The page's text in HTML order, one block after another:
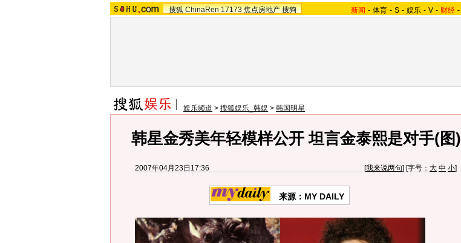
搜狐 ChinaRen 17173 焦点房地产 搜狗 新闻 - 体育 - S - 娱乐 - V - 财经 -
娱乐频道 > 搜狐娱乐_韩娱 > 韩国明星
韩星金秀美年轻模样公开 坦言金泰熙是对手(图)
2007年04月23日17:36 [我来说两句] [字号： 大 中 小]
来源：MY DAILY